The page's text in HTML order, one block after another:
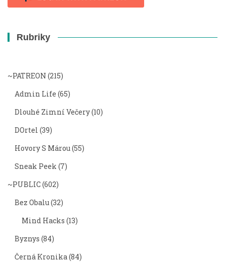
Rubriky
~PATREON (215)
Admin Life (65)
Dlouhé Zimní Večery(10)
DOrtel (39)
Hovory S Márou(55)
Sneak Peek (7)
~PUBLIC(602)
Bez Obalu(32)
Mind Hacks (13)
Byznys (84)
Černá Kronika (84)